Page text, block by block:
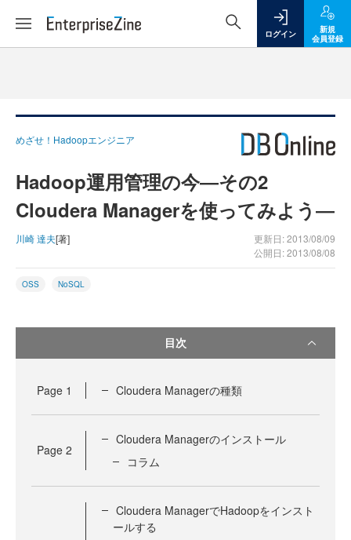
ログイン
新規
会員登録
めざせ！Hadoopエンジニア
Hadoop運用管理の今―その2
Cloudera Managerを使ってみよう―
川崎 達夫[著]
更新日: 2013/08/09
公開日: 2013/08/08
OSS NoSQL
目次
Page 1 Cloudera Managerの種類
Page 2
Cloudera Managerのインストール
コラム
Cloudera ManagerでHadoopをインスト
ールする